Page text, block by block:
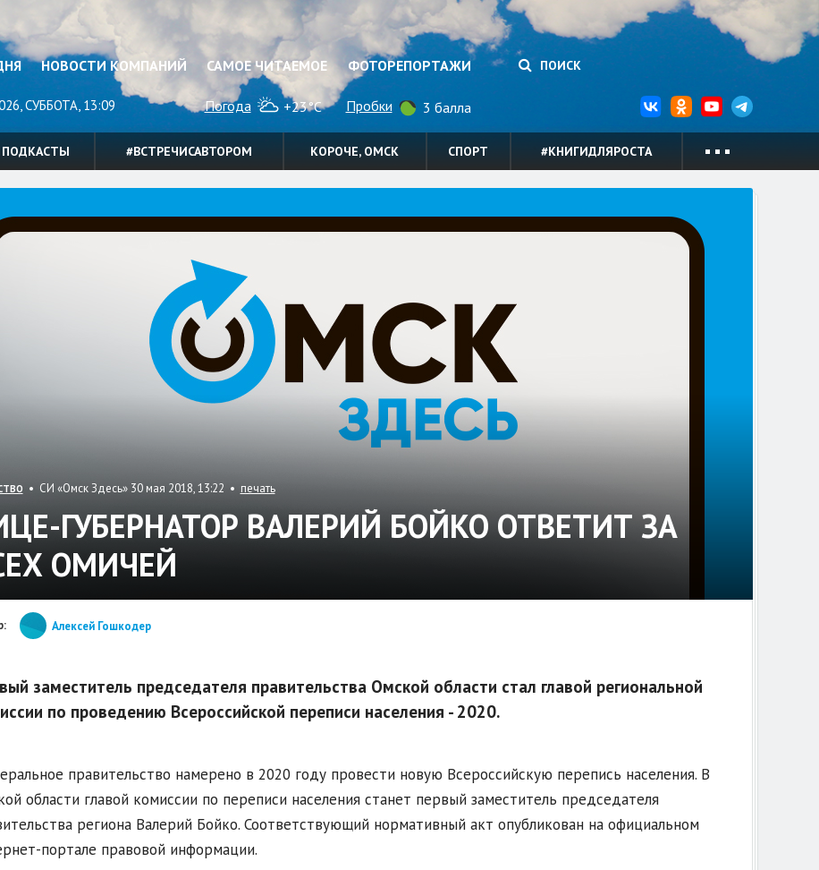
НОВОСТИ КОМПАНИЙ САМОЕ ЧИТАЕМОЕ ФОТОРЕПОРТАЖИ ПОИСК
СУББОТА, 13:09 Погода +23°C Пробки 3 балла
ПОДКАСТЫ #ВСТРЕЧИСАВТОРОМ КОРОЧЕ, ОМСК СПОРТ #КНИГИДЛЯРОСТА
• СИ «Омск Здесь» 30 мая 2018, 13:22 • печать
ГУБЕРНАТОР ВАЛЕРИЙ БОЙКО ОТВЕТИТ ЗА
ОМИЧЕЙ
Алексей Гошкодер
заместитель председателя правительства Омской области стал главой региональной
по проведению Всероссийской переписи населения - 2020.
правительство намерено в 2020 году провести новую Всероссийскую перепись населения. В
области главой комиссии по переписи населения станет первый заместитель председателя
региона Валерий Бойко. Соответствующий нормативный акт опубликован на официальном
портале правовой информации.